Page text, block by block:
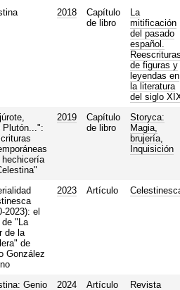
2018
Capítulo
de libro
La
mitificación
del pasado
español.
Reescrituras
de figuras y
leyendas en
la literatura
del siglo
Plutón...":
hechicería
2019
Capítulo
de libro
Storyca:
Magia,
brujería,
Inquisición
2023): el
"La
de la
de
González
2023 Artículo
Genio
2024 Artículo
Revista